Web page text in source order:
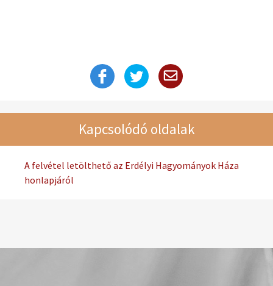
Kapcsolódó oldalak
A felvétel letölthető az Erdélyi Hagyományok Háza
honlapjáról